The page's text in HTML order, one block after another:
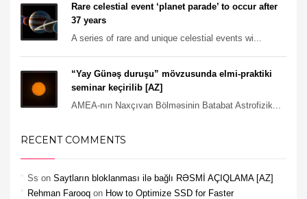
Rare celestial event ‘planet parade’ to occur after
37 years
A series of rare and unique celestial events wi...
“Yay Günəş duruşu” mövzusunda elmi-praktiki
seminar keçirilib [AZ]
AMEA-nın Naxçıvan Bölməsinin Batabat Astrofizik...
RECENT COMMENTS
Ss on Saytların bloklanması ilə bağlı RƏSMİ AÇIQLAMA [AZ]
Rehman Farooq on How to Optimize SSD for Faster